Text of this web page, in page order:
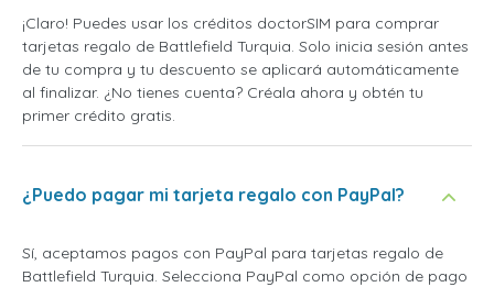
¡Claro! Puedes usar los créditos doctorSIM para comprar
tarjetas regalo de Battlefield Turquia. Solo inicia sesión antes
de tu compra y tu descuento se aplicará automáticamente
al finalizar. ¿No tienes cuenta? Créala ahora y obtén tu
primer crédito gratis.
¿Puedo pagar mi tarjeta regalo con PayPal?
Sí, aceptamos pagos con PayPal para tarjetas regalo de
Battlefield Turquia. Selecciona PayPal como opción de pago